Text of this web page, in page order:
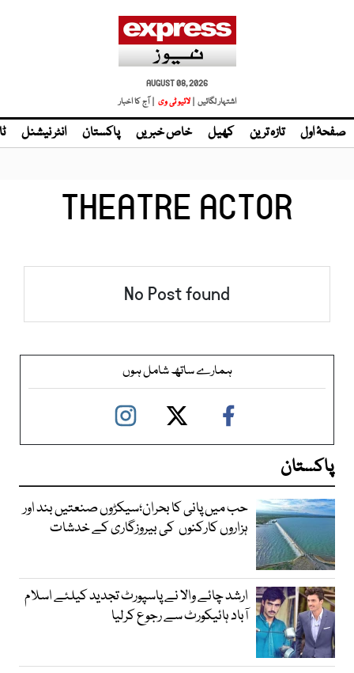
AUGUST 08, 2026
اشتہار لگائیں | لائیو ٹی وی | آج کا اخبار
صفحۂ اول تازہ ترین کھیل خاص خبریں پاکستان انٹر نیشنل
THEATRE ACTOR
No Post found
ہمارے ساتھ شامل ہوں
پاکستان
حب میں پانی کا بحران؛سیکڑوں صنعتیں بند اور
ہزاروں کارکنوں کی بیروزگاری کے خدشات
ارشد چائے والا نے پاسپورٹ تجدید کیلئے اسلام
آباد ہائیکورٹ سے رجوع کرلیا